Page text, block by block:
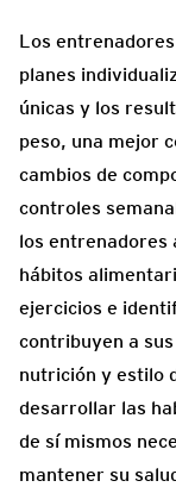
Los
planes
únicas y los
peso, una mejor
cambios de
controles
los entrenadores
hábitos
ejercicios e
contribuyen a
nutrición y estilo
desarrollar las
de sí mismos
mantener su